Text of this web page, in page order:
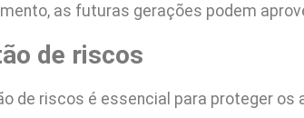
as futuras gerações podem
de riscos
de riscos é essencial para proteger